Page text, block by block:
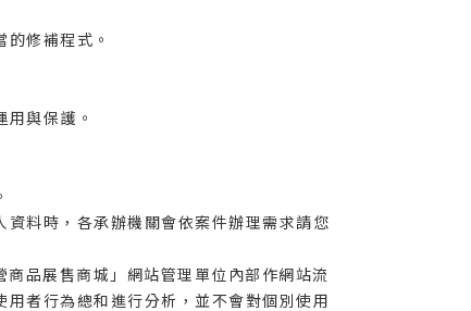
修補程式。
與保護。
料時，各承辦機關會依案件辦理需求請您
品展售商城」網站管理單位內部作網站流
者行為總和進行分析，並不會對個別使用